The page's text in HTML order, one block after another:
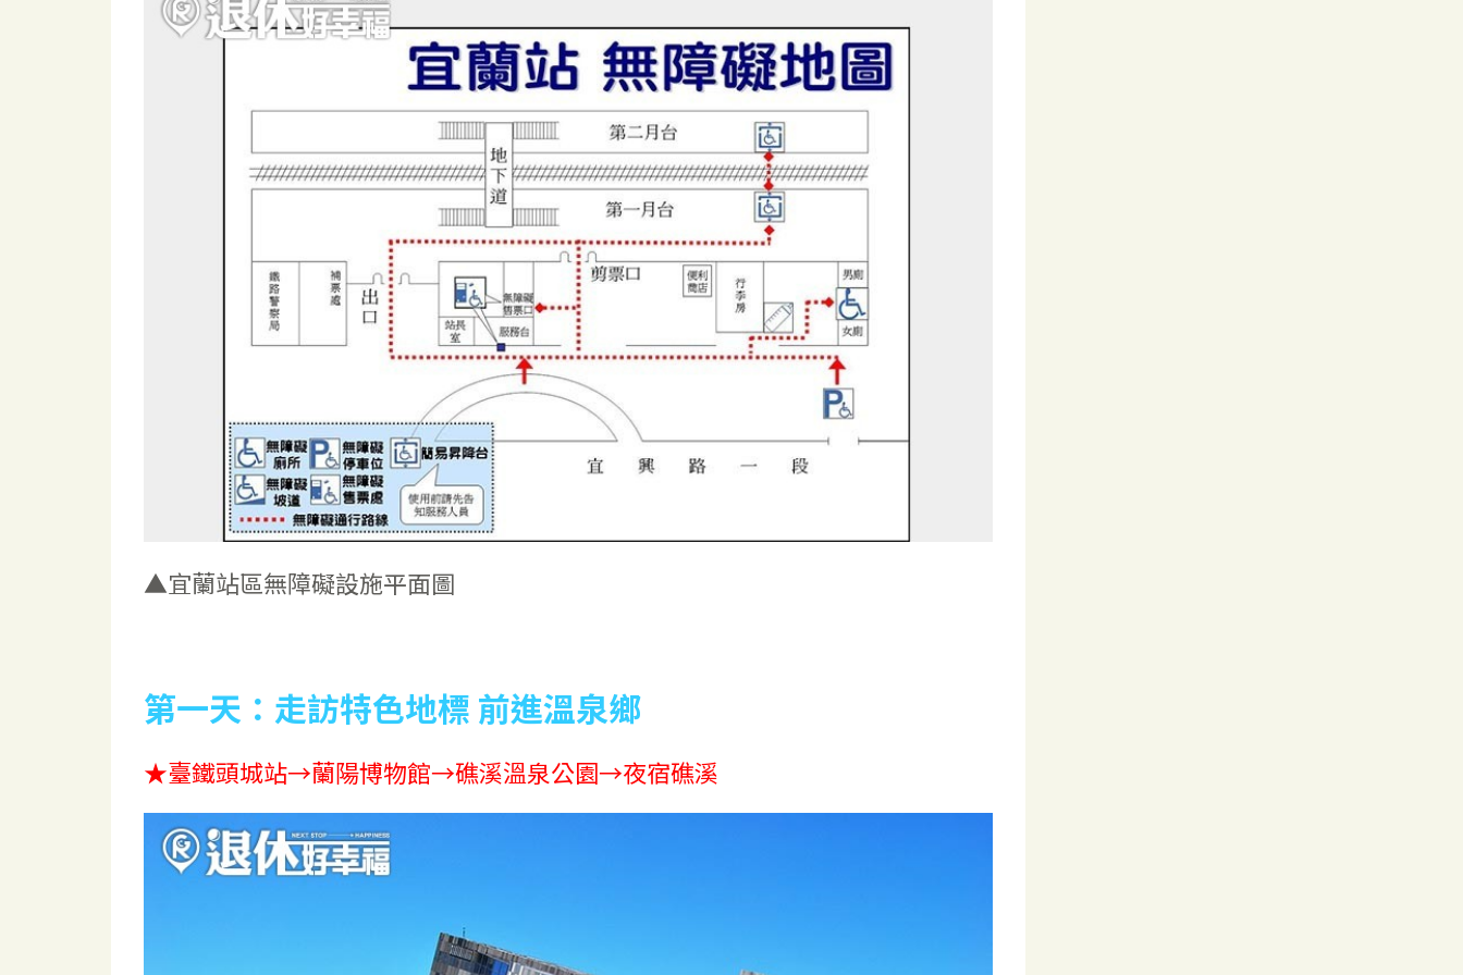
▲宜蘭站區無障礙設施平面圖
第一天：走訪特色地標 前進溫泉鄉
★臺鐵頭城站→蘭陽博物館→礁溪溫泉公園→夜宿礁溪